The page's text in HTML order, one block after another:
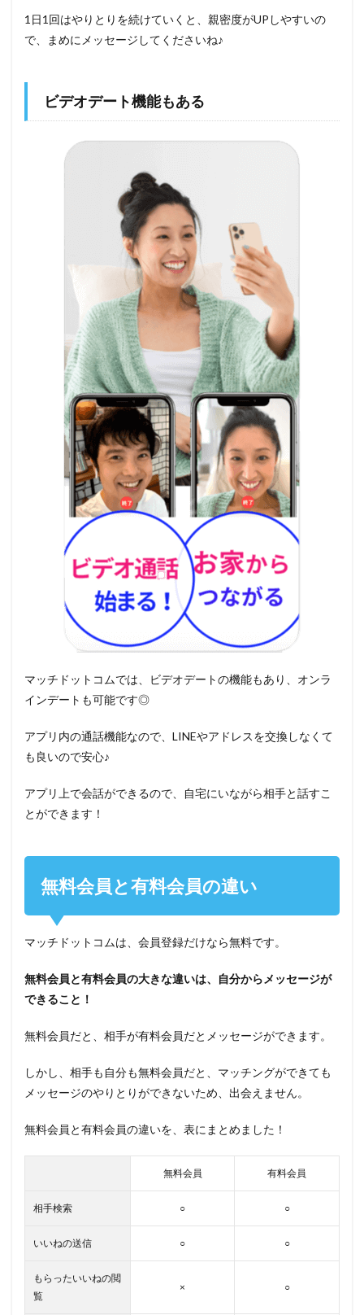
1日1回はやりとりを続けていくと、親密度がUPしやすいの
で、まめにメッセージしてくださいね♪
ビデオデート機能もある
マッチドットコムでは、ビデオデートの機能もあり、オンラ
インデートも可能です◎
アプリ内の通話機能なので、LINEやアドレスを交換しなくて
も良いので安心♪
アプリ上で会話ができるので、自宅にいながら相手と話すこ
とができます！
無料会員と有料会員の違い
マッチドットコムは、会員登録だけなら無料です。
無料会員と有料会員の大きな違いは、自分からメッセージが
できること！
無料会員だと、相手が有料会員だとメッセージができます。
しかし、相手も自分も無料会員だと、マッチングができても
メッセージのやりとりができないため、出会えません。
無料会員と有料会員の違いを、表にまとめました！
無料会員 有料会員
相手検索 ○ ○
いいねの送信 ○ ○
もらったいいねの閲
覧
× ○